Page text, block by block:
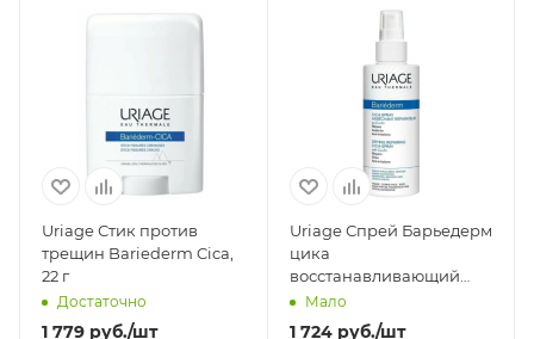
Uriage Стик против
трещин Bariederm Cica,
22 г
Достаточно
1 779 руб./шт
Uriage Спрей Барьедерм
цика
восстанавливающий
подсушивающий, с
медью и цинком, 100 мл
Мало
1 724руб./шт